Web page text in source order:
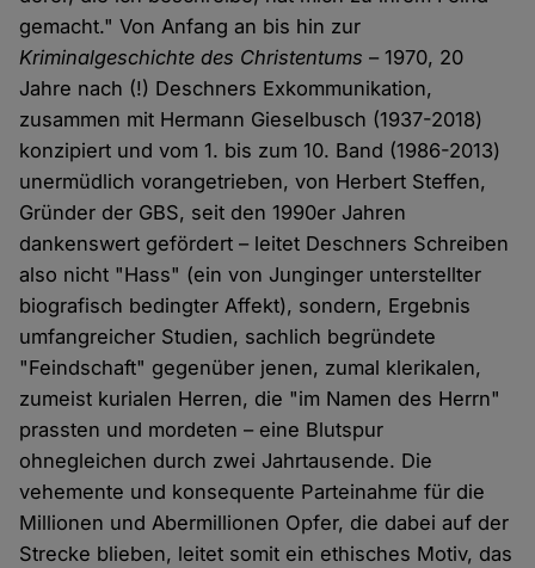
gemacht." Von Anfang an bis hin zur
Kriminalgeschichte des Christentums – 1970, 20
Jahre nach (!) Deschners Exkommunikation,
zusammen mit Hermann Gieselbusch (1937-2018)
konzipiert und vom 1. bis zum 10. Band (1986-2013)
unermüdlich vorangetrieben, von Herbert Steffen,
Gründer der GBS, seit den 1990er Jahren
dankenswert gefördert – leitet Deschners Schreiben
also nicht "Hass" (ein von Junginger unterstellter
biografisch bedingter Affekt), sondern, Ergebnis
umfangreicher Studien, sachlich begründete
"Feindschaft" gegenüber jenen, zumal klerikalen,
zumeist kurialen Herren, die "im Namen des Herrn"
prassten und mordeten – eine Blutspur
ohnegleichen durch zwei Jahrtausende. Die
vehemente und konsequente Parteinahme für die
Millionen und Abermillionen Opfer, die dabei auf der
Strecke blieben, leitet somit ein ethisches Motiv, das